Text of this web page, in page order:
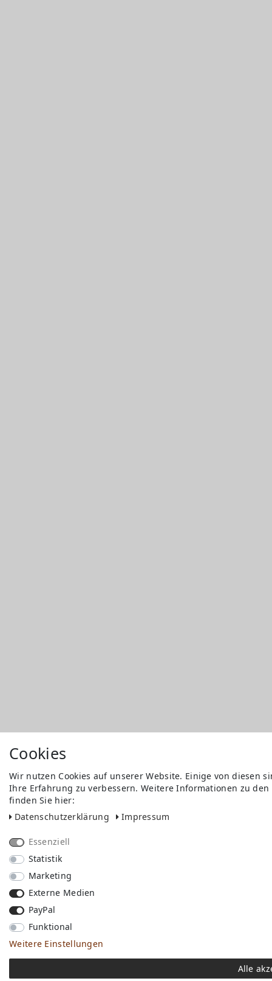
Cookies
Wir nutzen Cookies auf unserer Website. Einige von diesen
Ihre Erfahrung zu verbessern. Weitere Informationen zu
finden Sie hier:
Daten­schutz­erklärung
Impressum
Essenziell
Statistik
Marketing
Externe Medien
PayPal
Funktional
Weitere Einstellungen
Alle